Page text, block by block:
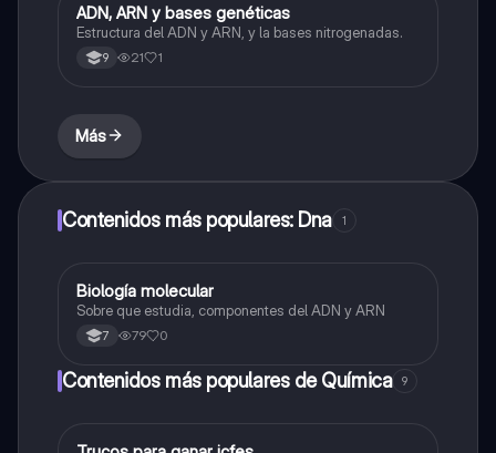
Biologia
ADN, ARN y bases genéticas
Estructura del ADN y ARN, y la bases nitrogenadas.
9 21 1
Más
Contenidos más populares: Dna 1
Biologia
Biología molecular
Sobre que estudia, componentes del ADN y ARN
7 79 0
Contenidos más populares de Química 9